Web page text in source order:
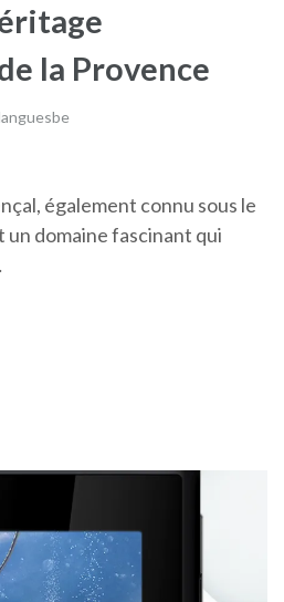
la Provence
également connu sous le
un domaine fascinant qui